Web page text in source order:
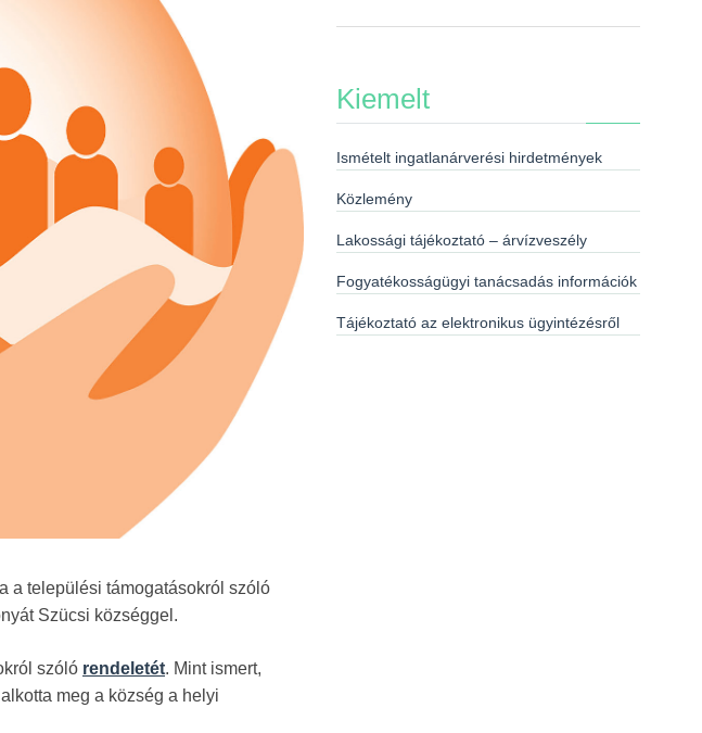
a települési támogatásokról szóló
Szücsi községgel.
szóló rendeletét. Mint ismert,
meg a község a helyi
Kiemelt
Ismételt ingatlanárverési hirdetmények
Közlemény
Lakossági tájékoztató – árvízveszély
Fogyatékosságügyi tanácsadás információk
Tájékoztató az elektronikus ügyintézésről